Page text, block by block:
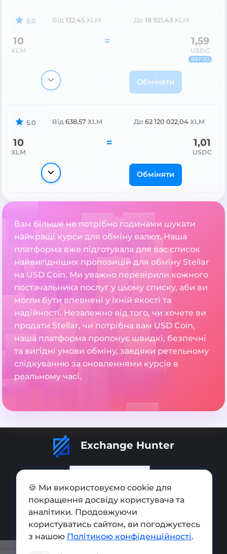
5.0 Від 132,45 XLM До 18 921,43 XLM
10
XLM
= 1,59
USDC
BEP20
Обміняти
5.0 Від 638,57 XLM До 62 120 022,04 XLM
10
XLM
= 1,01
USDC
Обміняти
Вам більше не потрібно годинами шукати
найкращі курси для обміну валют. Наша
платформа вже підготувала для вас список
найвигідніших пропозицій для обміну Stellar
на USD Coin. Ми уважно перевірили кожного
постачальника послуг у цьому списку, аби ви
могли бути впевнені у їхній якості та
надійності. Незалежно від того, чи хочете ви
продати Stellar, чи потрібна вам USD Coin,
наша платформа пропонує швидкі, безпечні
та вигідні умови обміну, завдяки ретельному
слідкуванню за оновленнями курсів в
реальному часі.
Exchange Hunter
Додати обмінник
Мапа сайту
Press kit
🍪 Ми використовуємо cookie для
покращення досвіду користувача та
аналітики. Продовжуючи
користуватись сайтом, ви погоджуєтесь
з нашою Політикою конфіденційності.